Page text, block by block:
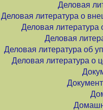
Деловая
Деловая литература о
Деловая литература
Деловая
Деловая литература об
Деловая литература о